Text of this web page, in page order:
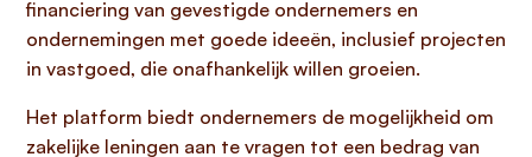
financiering van gevestigde ondernemers en
ondernemingen met goede ideeën, inclusief projecten
in vastgoed, die onafhankelijk willen groeien.
Het platform biedt ondernemers de mogelijkheid om
zakelijke leningen aan te vragen tot een bedrag van